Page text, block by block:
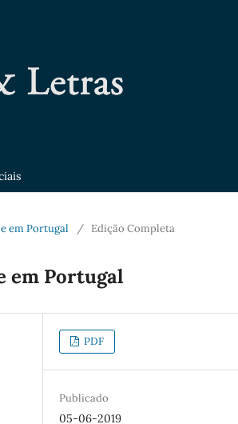
em Portugal / Edição Completa
em Portugal
PDF
Publicado
05-06-2019